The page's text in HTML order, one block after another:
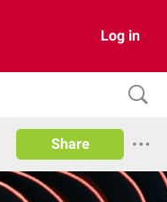
Log in
Share